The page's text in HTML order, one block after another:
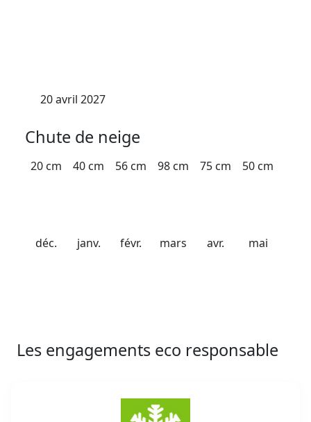
20 avril 2027
Chute de neige
20 cm
déc.
40 cm
janv.
56 cm
févr.
98 cm
mars
75 cm
avr.
50 cm
mai
Les engagements eco responsable